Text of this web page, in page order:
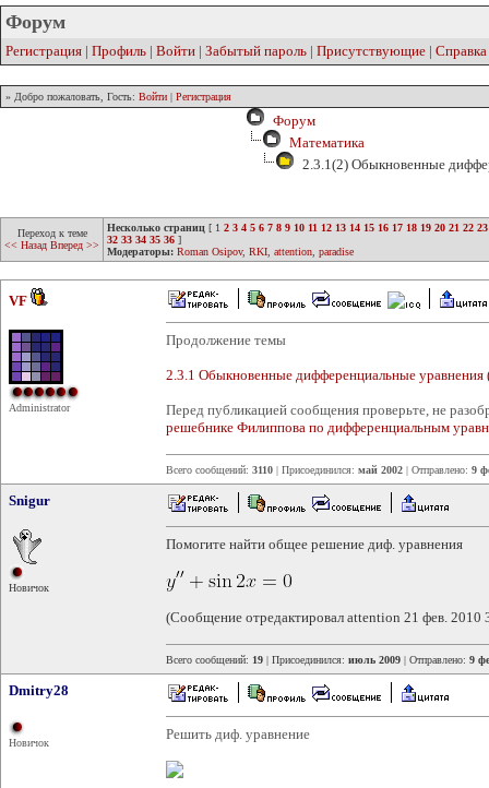
Форум
Регистрация | Профиль | Войти | Забытый пароль | Присутствующие | Справка
» Добро пожаловать, Гость: Войти | Регистрация
Форум
Математика
2.3.1(2) Обыкновенные
Переход к теме
<< Назад Вперед >>
Несколько страниц [ 1 2 3 4 5 6 7 8 9 10 11 12 13 14 15 16 17 18 19 20 21 22 23
32 33 34 35 36 ]
Модераторы: Roman Osipov, RKI attention paradise
VF
Administrator
Продолжение темы
2.3.1 Обыкновенные дифференциальные
Перед публикацией сообщения проверьте, не
решебнике Филиппова по дифференциальным
Всего сообщений: 3110 | Присоединился: май 2002 | Отправлено: 9
Snigur
Новичок
Помогите найти общее решение диф. уравнения
(Сообщение отредактировал attention 21 фев. 2010
Всего сообщений: 19 | Присоединился: июль 2009 | Отправлено: 9
Dmitry28
Новичок
Решить диф. уравнение